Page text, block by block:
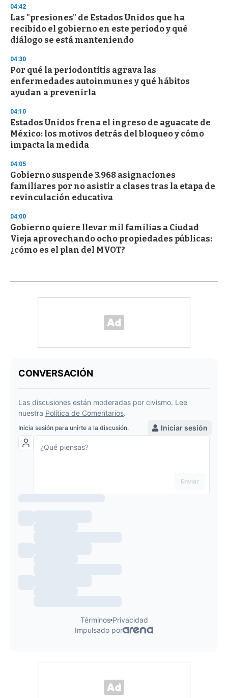
04:42
Las "presiones" de Estados Unidos que ha
recibido el gobierno en este período y qué
diálogo se está manteniendo
04:30
Por qué la periodontitis agrava las
enfermedades autoinmunes y qué hábitos
ayudan a prevenirla
04:10
Estados Unidos frena el ingreso de aguacate de
México: los motivos detrás del bloqueo y cómo
impacta la medida
04:05
Gobierno suspende 3.968 asignaciones
familiares por no asistir a clases tras la etapa de
revinculación educativa
04:00
Gobierno quiere llevar mil familias a Ciudad
Vieja aprovechando ocho propiedades públicas:
¿cómo es el plan del MVOT?